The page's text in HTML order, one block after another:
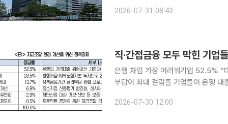
다고 31일 밝혔다. 이재명 대통령의
2026-07-31 08:43
직·간접금융 모두 막힌 기업
은행 차입 가장 어려워기업 52.5% “
부담이 최대 걸림돌 기업들이 은행 대출부터 회사채·주식 발행까지 직·간접금융 전반에서 자금 조달
업대출 위험가중치 완화를 꼽았다. 증
2026-07-30 12:00